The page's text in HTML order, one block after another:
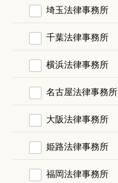
埼玉法律事務所
千葉法律事務所
横浜法律事務所
名古屋法律事務所
大阪法律事務所
姫路法律事務所
福岡法律事務所